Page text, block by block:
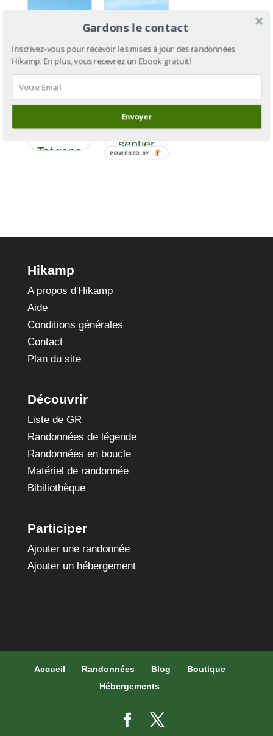
GR®34
section 9 :
Trégana
la
Bretagne
par le
sentier
des
Hikamp
A propos d'Hikamp
Aide
Conditions générales
Contact
Plan du site
Découvrir
Liste de GR
Randonnées de légende
Randonnées en boucle
Matériel de randonnée
Bibiliothèque
Participer
Ajouter une randonnée
Ajouter un hébergement
Accueil Randonnées Blog
Boutique
Hébergements
Gardons le contact
Inscrivez-vous pour recevoir les mises à jour des randonnées
Hikamp. En plus, vous recevrez un Ebook gratuit!
Envoyer
POWERED BY